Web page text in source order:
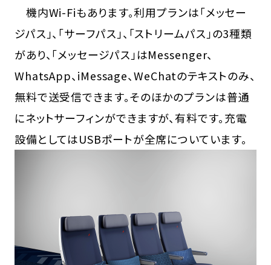
機内Wi-Fiもあります。利用プランは「メッセー
ジパス」、「サーフパス」、「ストリームパス」の3種類
があり、「メッセージパス」はMessenger、
WhatsApp、iMessage、WeChatのテキストのみ、
無料で送受信できます。そのほかのプランは普通
にネットサーフィンができますが、有料です。充電
設備としてはUSBポートが全席についています。